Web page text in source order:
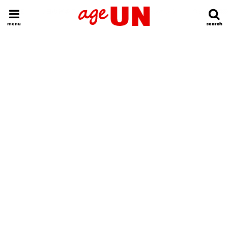
search
search
menu
HOME 今日の運勢ランキング 明日の運勢ランキング 今週の運勢